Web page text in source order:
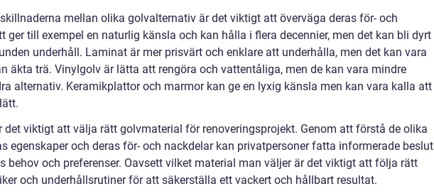
mellan olika golvalternativ är det viktigt att överväga deras för- och
ger till exempel en naturlig känsla och kan hålla i flera decennier, men det kan bli dyrt
underhåll. Laminat är mer prisvärt och enklare att underhålla, men det kan vara
äkta trä. Vinylgolv är lätta att rengöra och vattentåliga, men de kan vara mindre
alternativ. Keramikplattor och marmor kan ge en lyxig känsla men kan vara kalla att
det viktigt att välja rätt golvmaterial för renoveringsprojekt. Genom att förstå de olika
egenskaper och deras för- och nackdelar kan privatpersoner fatta informerade beslut
behov och preferenser. Oavsett vilket material man väljer är det viktigt att följa rätt
och underhållsrutiner för att säkerställa ett vackert och hållbart resultat.